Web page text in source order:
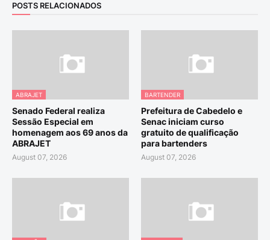
POSTS RELACIONADOS
ABRAJET
Senado Federal realiza
Sessão Especial em
homenagem aos 69 anos da
ABRAJET
August 07, 2026
BARTENDER
Prefeitura de Cabedelo e
Senac iniciam curso
gratuito de qualificação
para bartenders
August 07, 2026